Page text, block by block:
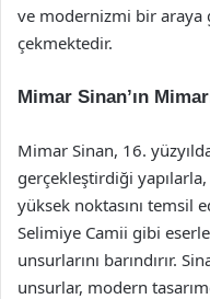
ve modernizmi bir
çekmektedir.
Mimar Sinan’ın
Mimar Sinan, 16.
gerçekleştirdiği
yüksek noktasını temsil
Selimiye Camii gibi
unsurlarını barındırır.
unsurlar, modern